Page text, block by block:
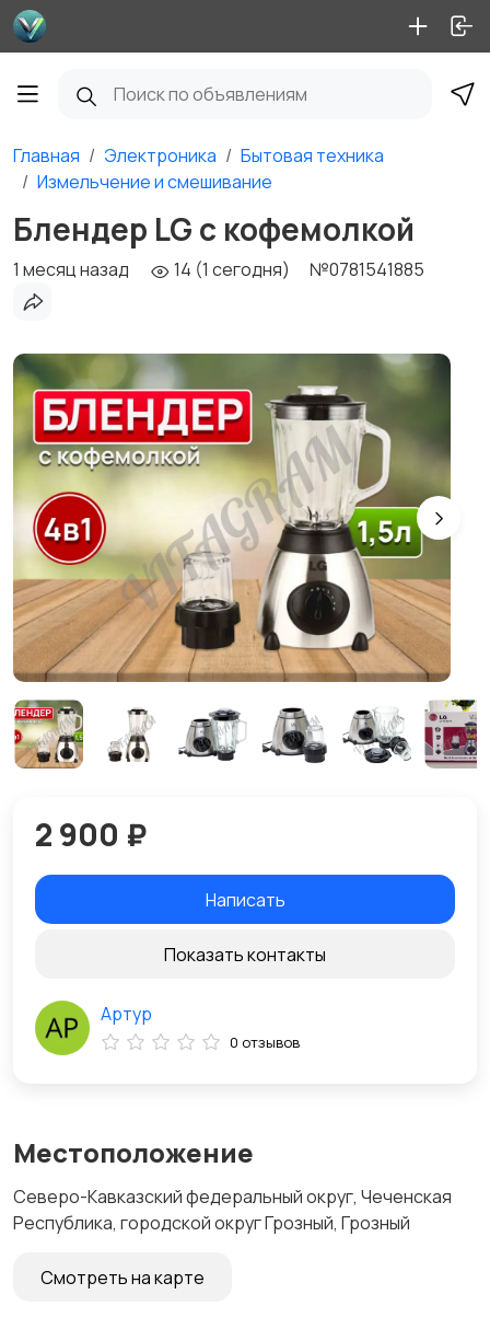
Главная Электроника
Бытовая техника
Измельчение и смешивание
Блендер LG с кофемолкой
1 месяц назад 14 (1 сегодня) №0781541885
Местоположение
Северо-Кавказский федеральный округ, Чеченская
Республика, городской округ Грозный, Грозный
Смотреть на карте
2 900 ₽
Написать
Показать контакты
Артур
0 отзывов